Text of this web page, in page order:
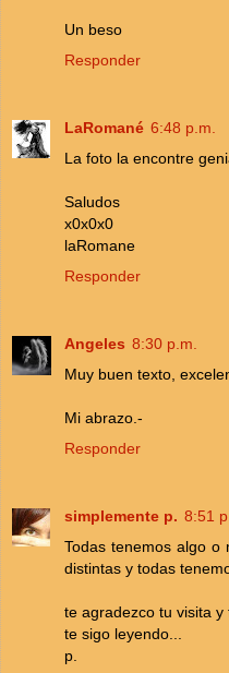
Un beso
Responder
LaRomané 6:48 p.m.
La foto la encontre
Saludos
x0x0x0
laRomane
Responder
Angeles 8:30 p.m.
Muy buen texto,
Mi abrazo.-
Responder
simplemente p. 8:51
Todas tenemos algo o
distintas y todas
te agradezco tu visita y
te sigo leyendo...
p.